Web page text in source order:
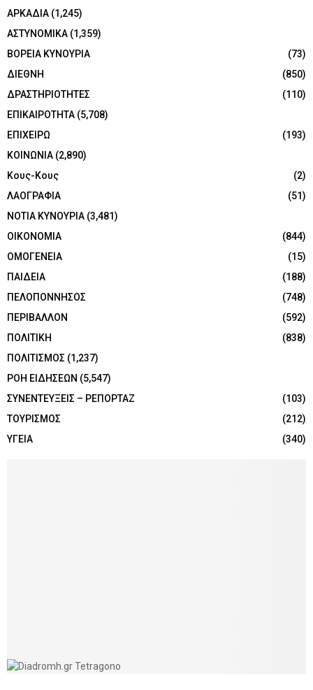
ΑΡΚΑΔΙΑ (1,245)
ΑΣΤΥΝΟΜΙΚΑ (1,359)
ΒΟΡΕΙΑ ΚΥΝΟΥΡΙΑ
(73)
ΔΙΕΘΝΗ
(850)
ΔΡΑΣΤΗΡΙΟΤΗΤΕΣ
(110)
ΕΠΙΚΑΙΡΟΤΗΤΑ (5,708)
ΕΠΙΧΕΙΡΩ
(193)
ΚΟΙΝΩΝΙΑ (2,890)
Κους-Κους
(2)
ΛΑΟΓΡΑΦΙΑ
(51)
ΝΟΤΙΑ ΚΥΝΟΥΡΙΑ (3,481)
ΟΙΚΟΝΟΜΙΑ
(844)
ΟΜΟΓΕΝΕΙΑ
(15)
ΠΑΙΔΕΙΑ
(188)
ΠΕΛΟΠΟΝΝΗΣΟΣ
(748)
ΠΕΡΙΒΑΛΛΟΝ
(592)
ΠΟΛΙΤΙΚΗ
(838)
ΠΟΛΙΤΙΣΜΟΣ (1,237)
ΡΟΗ ΕΙΔΗΣΕΩΝ (5,547)
ΣΥΝΕΝΤΕΥΞΕΙΣ – ΡΕΠΟΡΤΑΖ
(103)
ΤΟΥΡΙΣΜΟΣ
(212)
ΥΓΕΙΑ
(340)